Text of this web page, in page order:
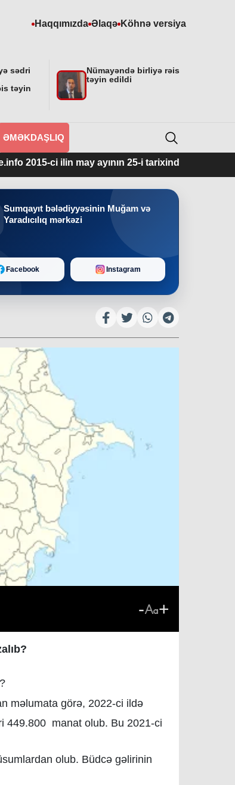
Haqqımızda Əlaqə Köhnə versiya
sədri
təyin
Nümayəndə birliyə rəis
təyin edildi
ƏMƏKDAŞLIQ
ilin may ayının 25-i tarixindən fəaliyyətdədir.
Sumqayıt bələdiyyəsinin Muğam və
Yaradıcılıq mərkəzi
Facebook Instagram
- +
məlumata görə, 2022-ci ildə
449.800 manat olub. Bu 2021-ci
olub. Büdcə gəlirinin